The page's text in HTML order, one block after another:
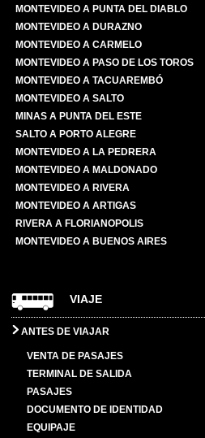
MONTEVIDEO A PUNTA DEL DIABLO
MONTEVIDEO A DURAZNO
MONTEVIDEO A CARMELO
MONTEVIDEO A PASO DE LOS TOROS
MONTEVIDEO A TACUAREMBÓ
MONTEVIDEO A SALTO
MINAS A PUNTA DEL ESTE
SALTO A PORTO ALEGRE
MONTEVIDEO A LA PEDRERA
MONTEVIDEO A MALDONADO
MONTEVIDEO A RIVERA
MONTEVIDEO A ARTIGAS
RIVERA A FLORIANOPOLIS
MONTEVIDEO A BUENOS AIRES
VIAJE
ANTES DE VIAJAR
VENTA DE PASAJES
TERMINAL DE SALIDA
PASAJES
DOCUMENTO DE IDENTIDAD
EQUIPAJE